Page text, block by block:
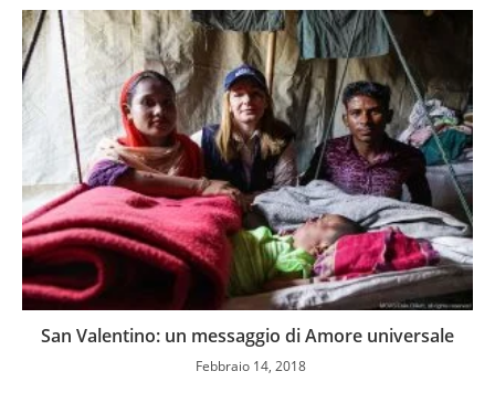
San Valentino: un messaggio di Amore universale
Febbraio 14, 2018